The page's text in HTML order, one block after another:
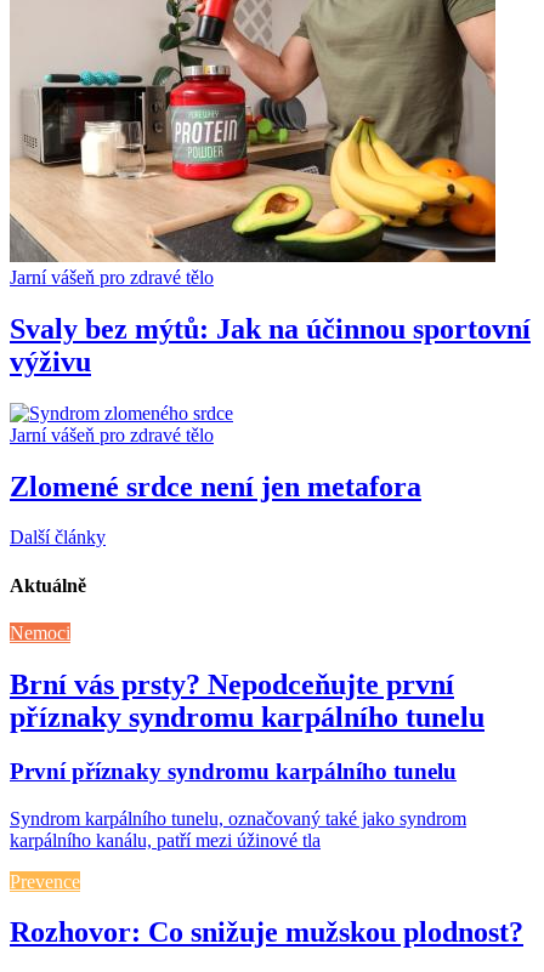
Jarní vášeň pro zdravé tělo
Svaly bez mýtů: Jak na účinnou sportovní
výživu
Jarní vášeň pro zdravé tělo
Zlomené srdce není jen metafora
Další články
Aktuálně
Nemoci
Brní vás prsty? Nepodceňujte první
příznaky syndromu karpálního tunelu
První příznaky syndromu karpálního tunelu
Syndrom karpálního tunelu, označovaný také jako syndrom
karpálního kanálu, patří mezi úžinové tla
Prevence
Rozhovor: Co snižuje mužskou plodnost?